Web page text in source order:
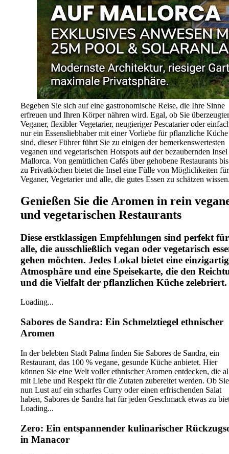
Begeben Sie sich auf eine gastronomische Reise, die Ihre Sinne
erfreuen und Ihren Körper nähren wird. Egal, ob Sie überzeugter
Veganer, flexibler Vegetarier, neugieriger Pescatarier oder
nur ein Essensliebhaber mit einer Vorliebe für pflanzliche Küche
sind, dieser Führer führt Sie zu einigen der bemerkenswertesten
veganen und vegetarischen Hotspots auf der bezaubernden Insel
Mallorca. Von gemütlichen Cafés über gehobene Restaurants
zu Privatköchen bietet die Insel eine Fülle von Möglichkeiten für
Veganer, Vegetarier und alle, die gutes Essen zu schätzen
Genießen Sie die Aromen in rein
und vegetarischen Restaurants
Diese erstklassigen Empfehlungen sind perfekt für
alle, die ausschließlich vegan oder vegetarisch
gehen möchten. Jedes Lokal bietet eine
Atmosphäre und eine Speisekarte, die den
und die Vielfalt der pflanzlichen Küche zelebriert.
Loading...
Sabores de Sandra: Ein Schmelztiegel ethnischer
Aromen
In der belebten Stadt Palma finden Sie Sabores de Sandra, ein
Restaurant, das 100 % vegane, gesunde Küche anbietet. Hier
können Sie eine Welt voller ethnischer Aromen entdecken, die
mit Liebe und Respekt für die Zutaten zubereitet werden. Ob Sie
nun Lust auf ein scharfes Curry oder einen erfrischenden Salat
haben, Sabores de Sandra hat für jeden Geschmack etwas zu
Loading...
Zero: Ein entspannender kulinarischer
in Manacor